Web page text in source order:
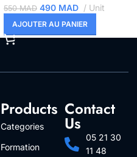
550MAD 490 MAD Unit
AJOUTER AU PANIER
Products
Categories
Formation
Contact
Us
05 21 30
11 48